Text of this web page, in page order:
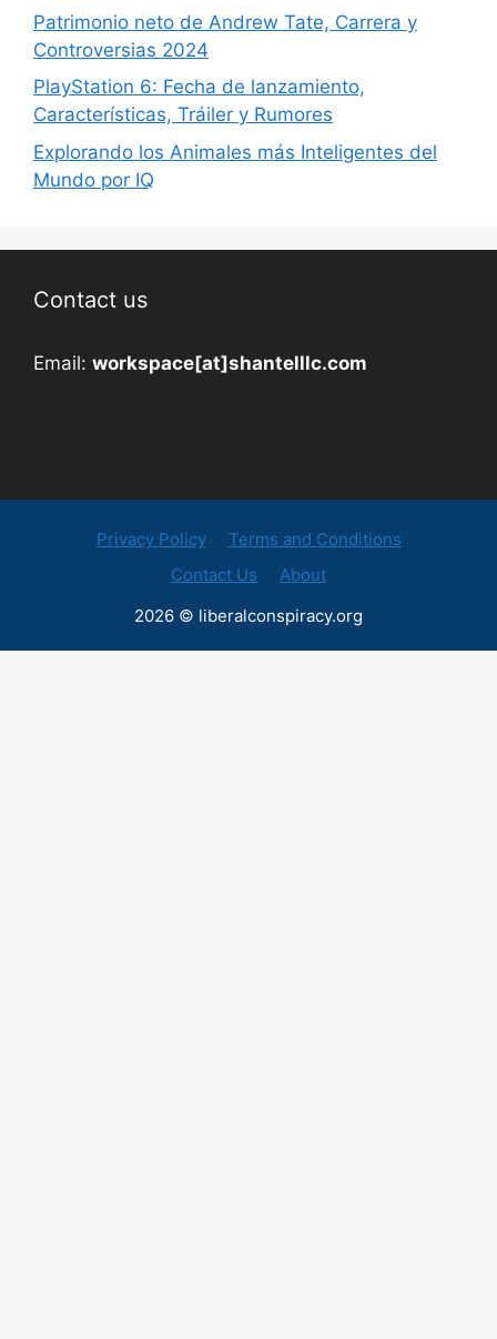
Patrimonio neto de Andrew Tate, Carrera y
Controversias 2024
PlayStation 6: Fecha de lanzamiento,
Características, Tráiler y Rumores
Explorando los Animales más Inteligentes del
Mundo por IQ
Contact us
Email: workspace[at]shantelllc.com
Privacy Policy
Terms and Conditions
Contact Us
About
2026 © liberalconspiracy.org